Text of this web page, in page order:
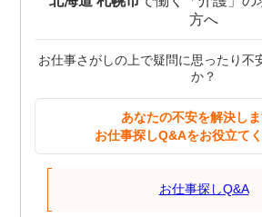
方へ
お仕事さがしの上で疑問に思ったり不
か？
あなたの不安を解決しま
お仕事探しQ&Aをお役立て
お仕事探しQ&A